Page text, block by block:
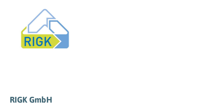
RIGK GmbH